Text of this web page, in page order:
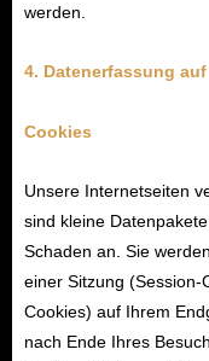
werden.
4. Datenerfassung
Cookies
Unsere Internetseiten
sind kleine
Schaden an. Sie
einer Sitzung
Cookies) auf Ihrem
nach Ende Ihres